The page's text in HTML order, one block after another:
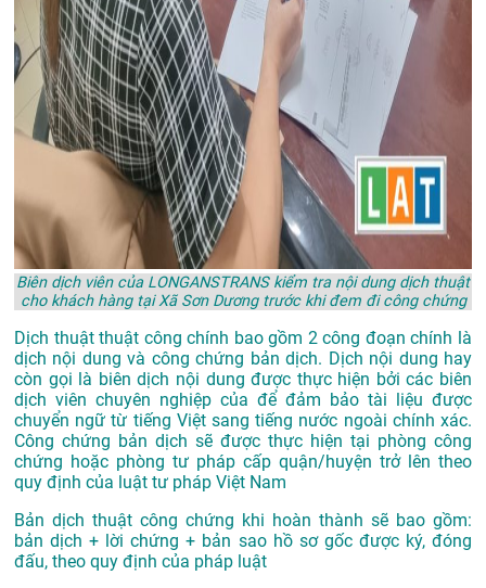
Biên dịch viên của LONGANSTRANS kiểm tra nội dung dịch thuật
cho khách hàng tại Xã Sơn Dương trước khi đem đi công chứng
Dịch thuật thuật công chính bao gồm 2 công đoạn chính là
dịch nội dung và công chứng bản dịch. Dịch nội dung hay
còn gọi là biên dịch nội dung được thực hiện bởi các biên
dịch viên chuyên nghiệp của để đảm bảo tài liệu được
chuyển ngữ từ tiếng Việt sang tiếng nước ngoài chính xác.
Công chứng bản dịch sẽ được thực hiện tại phòng công
chứng hoặc phòng tư pháp cấp quận/huyện trở lên theo
quy định của luật tư pháp Việt Nam
Bản dịch thuật công chứng khi hoàn thành sẽ bao gồm:
bản dịch + lời chứng + bản sao hồ sơ gốc được ký, đóng
đấu, theo quy định của pháp luật